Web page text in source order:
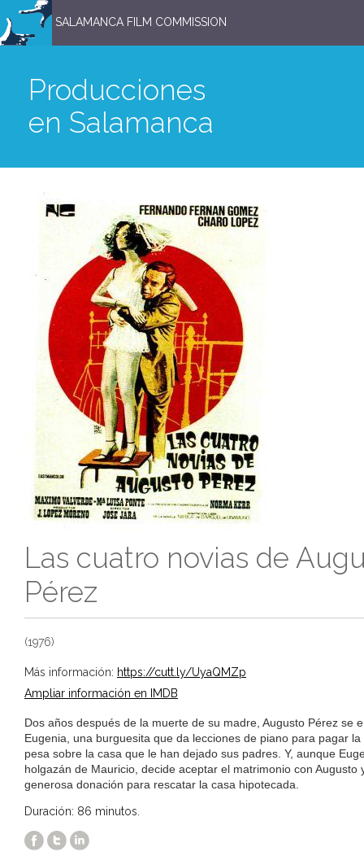
SALAMANCA FILM COMMISSION
Producciones
en Salamanca
Las cuatro novias de
Pérez
(1976)
Más información: https://cutt.ly/UyaQMZp
Ampliar información en IMDB
Dos años después de la muerte de su madre, Augusto Pérez se
Eugenia, una burguesita que da lecciones de piano para pagar
pesa sobre la casa que le han dejado sus padres. Y, aunque
holgazán de Mauricio, decide aceptar el matrimonio con Augusto
generosa donación para rescatar la casa hipotecada.
Duración: 86 minutos.